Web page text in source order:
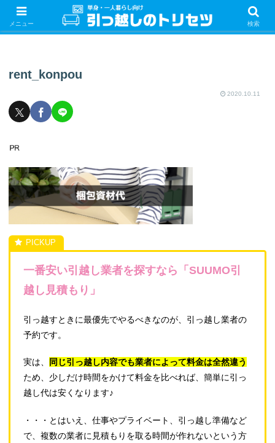
単身・一人暮らしの引っ越しをするときの手続き・やることを紹介！サクッと
引っ越しをしましょう♪
rent_konpou
2020.10.11
一番安い引越し業者を探すなら「SUUMO引
越し見積もり」
引っ越すときに最優先でやるべきなのが、引っ越し業者の
予約です。
実は、
同じ引っ越し内容でも業者によって料金は全然違う
ため、少しだけ時間をかけて料金を比べれば、簡単に引っ
越し代は安くなります♪
・・・とはいえ、仕事やプライベート、引っ越し準備など
で、複数の業者に見積もりを取る時間が作れないという方
メニュー 検索